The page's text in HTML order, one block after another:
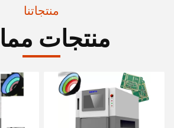
منتجاتنا
منتجات